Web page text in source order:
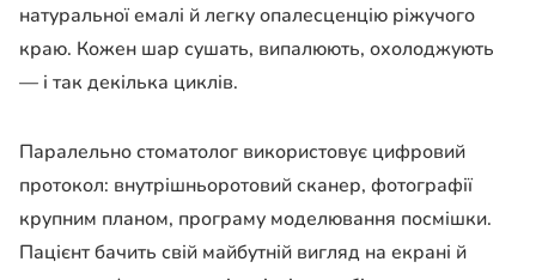
натуральної емалі й легку опалесценцію ріжучого
краю. Кожен шар сушать, випалюють, охолоджують
— і так декілька циклів.
Паралельно стоматолог використовує цифровий
протокол: внутрішньоротовий сканер, фотографії
крупним планом, програму моделювання посмішки.
Пацієнт бачить свій майбутній вигляд на екрані й